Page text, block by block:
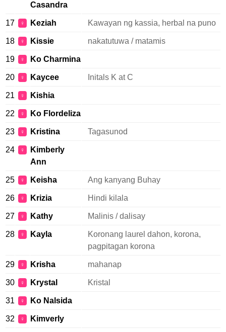
Casandra
17 ♀ Keziah Kawayan ng kassia, herbal na puno
18 ♀ Kissie nakatutuwa / matamis
19 ♀ Ko Charmina
20 ♀ Kaycee Initals K at C
21 ♀ Kishia
22 ♀ Ko Flordeliza
23 ♀ Kristina Tagasunod
24 ♀
Kimberly
Ann
25 ♀ Keisha Ang kanyang Buhay
26 ♀ Krizia Hindi kilala
27 ♀ Kathy Malinis / dalisay
28 ♀ Kayla
Koronang laurel dahon, korona,
pagpitagan korona
29 ♀ Krisha mahanap
30 ♀ Krystal Kristal
31 ♀ Ko Nalsida
32 ♀ Kimverly